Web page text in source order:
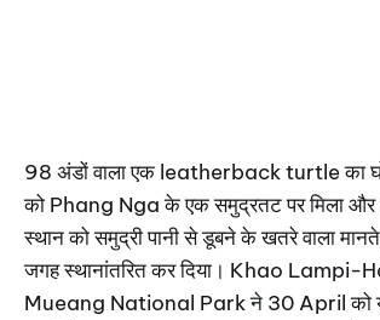
98 अंडों वाला एक leatherback turtle का
को Phang Nga के एक समुद्रतट पर मिला और
स्थान को समुद्री पानी से डूबने के खतरे वाला
जगह स्थानांतरित कर दिया। Khao Lampi-
Mueang National Park ने 30 April को